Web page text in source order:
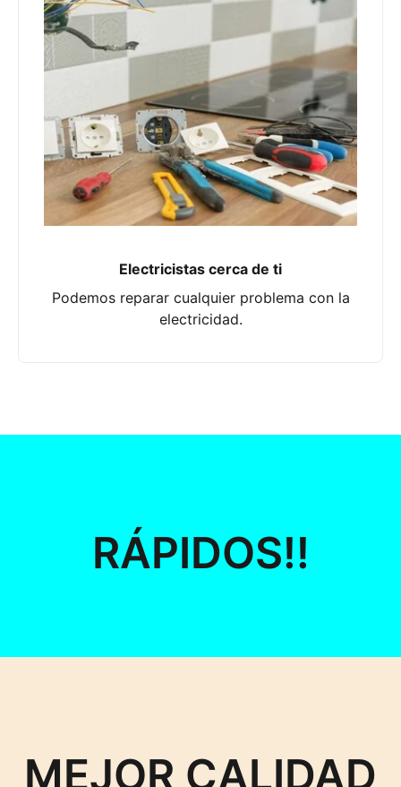
Electricistas cerca de ti
Podemos reparar cualquier problema con la
electricidad.
RÁPIDOS!!
MEJOR CALIDAD